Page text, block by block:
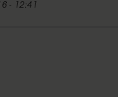
- 12:41